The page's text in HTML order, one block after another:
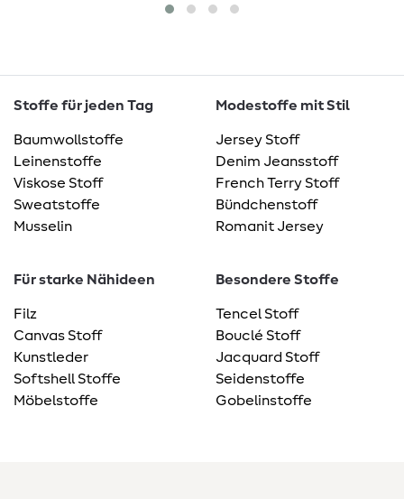
Stoffe für jeden Tag
Baumwollstoffe
Leinenstoffe
Viskose Stoff
Sweatstoffe
Musselin
Modestoffe mit Stil
Jersey Stoff
Denim Jeansstoff
French Terry Stoff
Bündchenstoff
Romanit Jersey
Für starke Nähideen
Filz
Canvas Stoff
Kunstleder
Softshell Stoffe
Möbelstoffe
Besondere Stoffe
Tencel Stoff
Bouclé Stoff
Jacquard Stoff
Seidenstoffe
Gobelinstoffe